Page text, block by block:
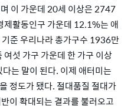
이 가운데 20세 이상은 2747
활동인구 가운데 12.1%는 애
준 우리나라 총가구수 1936만
섯 가구 가운데 한 가구 이상
는 말이 된다. 이제 애터미는
정도가 됐다. 절대품질 절대가
이 확대되는 결과를 불러오고